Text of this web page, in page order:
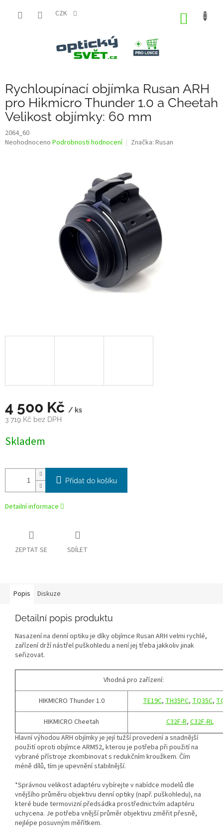
CZK
Rychloupínací objímka Rusan ARH
pro Hikmicro Thunder 1.0 a Cheetah
Velikost objímky: 60 mm
2064_60
Průměrné
Neohodnoceno Podrobnosti hodnocení Značka: Rusan
4 500 Kč / ks
3 719 Kč bez DPH
cena:
Skladem
Přidat do košíku
Detailní informace
ZEPTAT SE SDÍLET
Popis Diskuze
Detailní popis produktu
Nasazení na denní optiku je díky objímce Rusan ARH velmi rychlé,
zařízení drží nástřel puškohledu a není jej třeba jakkoliv jinak
seřizovat.
Vhodná pro zařízení:
HIKMICRO Thunder 1.0 TE19C, TH35PC, TQ35C,
HIKMICRO Cheetah C32F-R,C32F-RL
Hlavní výhodou ARH objímky je její tužší provedení a snadnější
použití oproti objímce ARM52, kterou je potřeba při použití na
vybrané přístroje zkombinovat s redukčním kroužkem. Čím
méně dílů, tím je upevnění stabilnější.
*Správnou velikost adaptéru vybírejte v nabídce modelů dle
vnějšího průměru objektivu denní optiky (např. puškohledu), na
které bude termovizní předsádka prostřednictvím adaptéru
uchycena. Je potřeba vnější průměr objektivu změřit přesně,
nejlépe posuvným měřítkem.